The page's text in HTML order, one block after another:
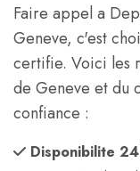
Faire appel a
Geneve, c'est
certifie. Voici les
de Geneve et du
confiance :
Disponibilite